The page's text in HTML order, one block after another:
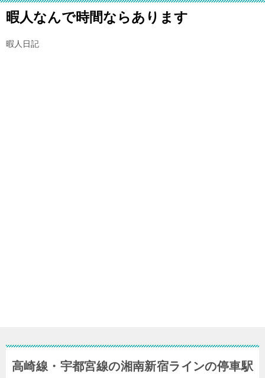
暇人なんで時間ならあります
暇人日記
高崎線・宇都宮線の湘南新宿ラインの停車駅